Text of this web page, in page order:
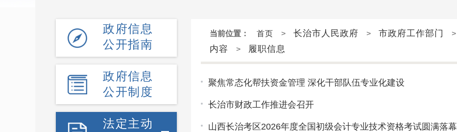
政府信息
公开指南
政府信息
公开制度
法定主动
当前位置： 首页 > 长治市人民政府 > 市政府工作部门 >
内容
> 履职信息
聚焦常态化帮扶资金管理 深化干部队伍专业化建设
长治市财政工作推进会召开
山西长治考区2026年度全国初级会计专业技术资格考试圆满落幕